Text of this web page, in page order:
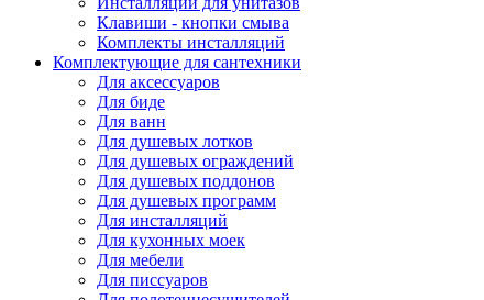
Клавиши - кнопки смыва
Комплекты инсталляций
Комплектующие для сантехники
Для аксессуаров
Для биде
Для ванн
Для душевых лотков
Для душевых ограждений
Для душевых поддонов
Для душевых программ
Для инсталляций
Для кухонных моек
Для мебели
Для писсуаров